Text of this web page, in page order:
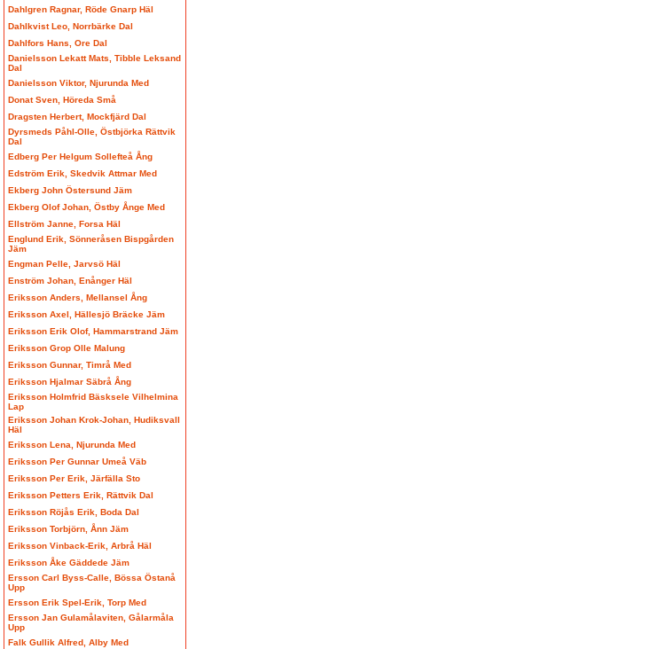
Dahlgren Ragnar, Röde Gnarp Häl
Dahlkvist Leo, Norrbärke Dal
Dahlfors Hans, Ore Dal
Danielsson Lekatt Mats, Tibble Leksand
Dal
Danielsson Viktor, Njurunda Med
Donat Sven, Höreda Små
Dragsten Herbert, Mockfjärd Dal
Dyrsmeds Påhl-Olle, Östbjörka Rättvik
Dal
Edberg Per Helgum Sollefteå Ång
Edström Erik, Skedvik Attmar Med
Ekberg John Östersund Jäm
Ekberg Olof Johan, Östby Ånge Med
Ellström Janne, Forsa Häl
Englund Erik, Sönneråsen Bispgården
Jäm
Engman Pelle, Jarvsö Häl
Enström Johan, Enånger Häl
Eriksson Anders, Mellansel Ång
Eriksson Axel, Hällesjö Bräcke Jäm
Eriksson Erik Olof, Hammarstrand Jäm
Eriksson Grop Olle Malung
Eriksson Gunnar, Timrå Med
Eriksson Hjalmar Säbrå Ång
Eriksson Holmfrid Bäsksele Vilhelmina
Lap
Eriksson Johan Krok-Johan, Hudiksvall
Häl
Eriksson Lena, Njurunda Med
Eriksson Per Gunnar Umeå Väb
Eriksson Per Erik, Järfälla Sto
Eriksson Petters Erik, Rättvik Dal
Eriksson Röjås Erik, Boda Dal
Eriksson Torbjörn, Ånn Jäm
Eriksson Vinback-Erik, Arbrå Häl
Eriksson Åke Gäddede Jäm
Ersson Carl Byss-Calle, Bössa Östanå
Upp
Ersson Erik Spel-Erik, Torp Med
Ersson Jan Gulamålaviten, Gålarmåla
Upp
Falk Gullik Alfred, Alby Med